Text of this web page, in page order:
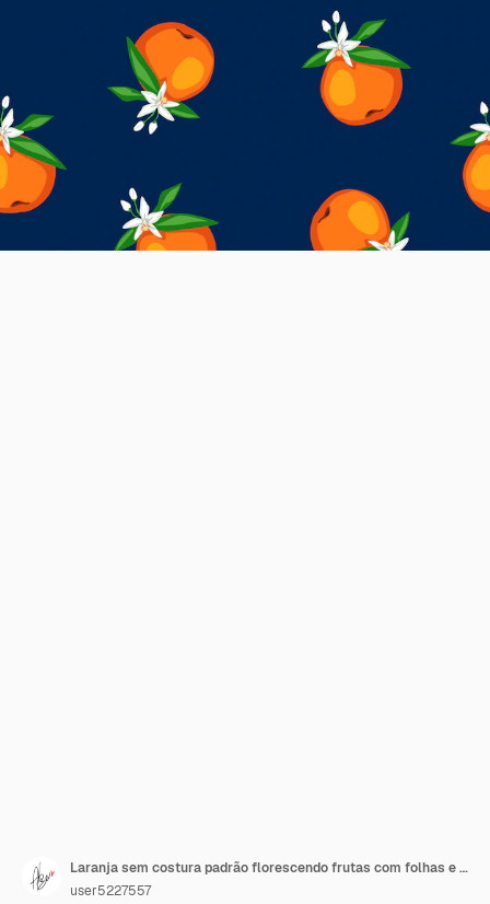
Laranja sem costura padrão florescendo frutas com folhas e flores
user5227557